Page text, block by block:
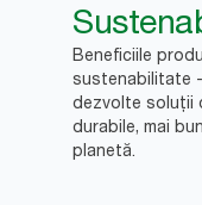
Beneficiile
sustenabilitate
dezvolte soluții
durabile, mai
planetă.